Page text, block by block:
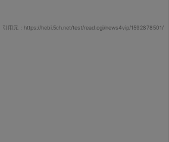
引用元：https://hebi.5ch.net/test/read.cgi/news4vip/1592878501/